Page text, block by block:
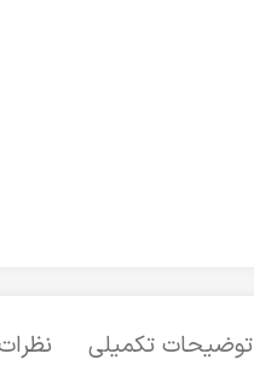
توضیحات تکمیلی نظرات